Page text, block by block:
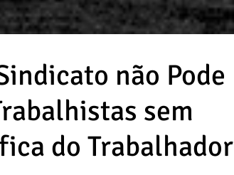
não Pode
sem
do Trabalhador